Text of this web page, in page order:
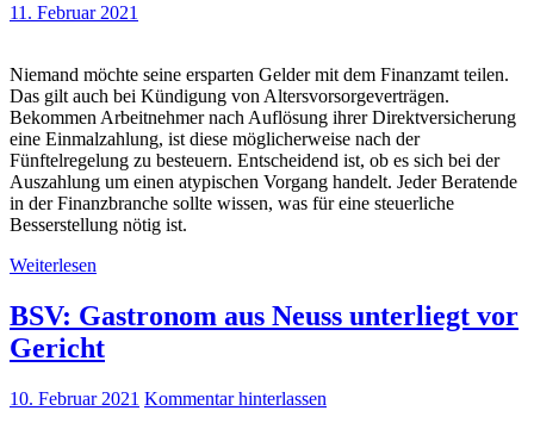
11. Februar 2021
Niemand möchte seine ersparten Gelder mit dem Finanzamt teilen.
Das gilt auch bei Kündigung von Altersvorsorgeverträgen.
Bekommen Arbeitnehmer nach Auflösung ihrer Direktversicherung
eine Einmalzahlung, ist diese möglicherweise nach der
Fünftelregelung zu besteuern. Entscheidend ist, ob es sich bei der
Auszahlung um einen atypischen Vorgang handelt. Jeder Beratende
in der Finanzbranche sollte wissen, was für eine steuerliche
Besserstellung nötig ist.
Weiterlesen
BSV: Gastronom aus Neuss unterliegt vor
Gericht
10. Februar 2021 Kommentar hinterlassen